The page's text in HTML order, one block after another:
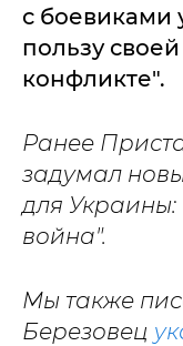
с боевиками
пользу
конфликте".
Ранее
задумал
для Украины:
война".
Мы также
Березовец